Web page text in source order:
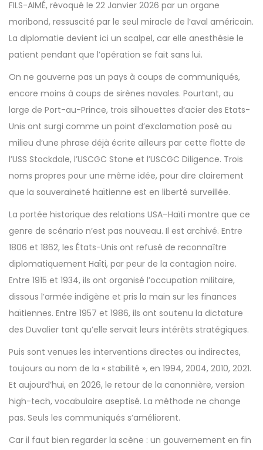
FILS-AIMÉ, révoqué le 22 Janvier 2026 par un organe
moribond, ressuscité par le seul miracle de l’aval américain.
La diplomatie devient ici un scalpel, car elle anesthésie le
patient pendant que l’opération se fait sans lui.
On ne gouverne pas un pays à coups de communiqués,
encore moins à coups de sirènes navales. Pourtant, au
large de Port-au-Prince, trois silhouettes d’acier des Etats-
Unis ont surgi comme un point d’exclamation posé au
milieu d’une phrase déjà écrite ailleurs par cette flotte de
l’USS Stockdale, l’USCGC Stone et l’USCGC Diligence. Trois
noms propres pour une même idée, pour dire clairement
que la souveraineté haïtienne est en liberté surveillée.
La portée historique des relations USA–Haïti montre que ce
genre de scénario n’est pas nouveau. Il est archivé. Entre
1806 et 1862, les États-Unis ont refusé de reconnaître
diplomatiquement Haïti, par peur de la contagion noire.
Entre 1915 et 1934, ils ont organisé l’occupation militaire,
dissous l’armée indigène et pris la main sur les finances
haïtiennes. Entre 1957 et 1986, ils ont soutenu la dictature
des Duvalier tant qu’elle servait leurs intérêts stratégiques.
Puis sont venues les interventions directes ou indirectes,
toujours au nom de la « stabilité », en 1994, 2004, 2010, 2021.
Et aujourd’hui, en 2026, le retour de la canonnière, version
high-tech, vocabulaire aseptisé. La méthode ne change
pas. Seuls les communiqués s’améliorent.
Car il faut bien regarder la scène : un gouvernement en fin